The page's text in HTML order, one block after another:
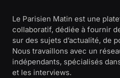
Le Parisien Matin est une
collaboratif, dédiée à fournir
sur des sujets d’actualité, de
Nous travaillons avec un
indépendants, spécialisés
et les interviews.